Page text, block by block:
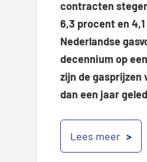
contracten
6,3 procent en
Nederlandse
decennium op
zijn de gasprijzen
dan een jaar
Lees meer